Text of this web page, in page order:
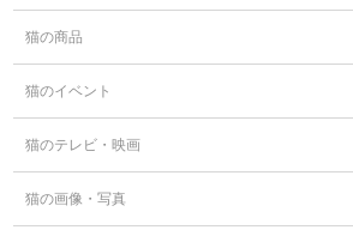
猫の商品
猫のイベント
猫のテレビ・映画
猫の画像・写真